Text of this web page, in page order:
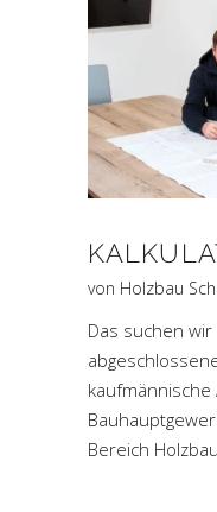
von Holzbau
Das suchen
kaufmännische
Bereich Holzbau